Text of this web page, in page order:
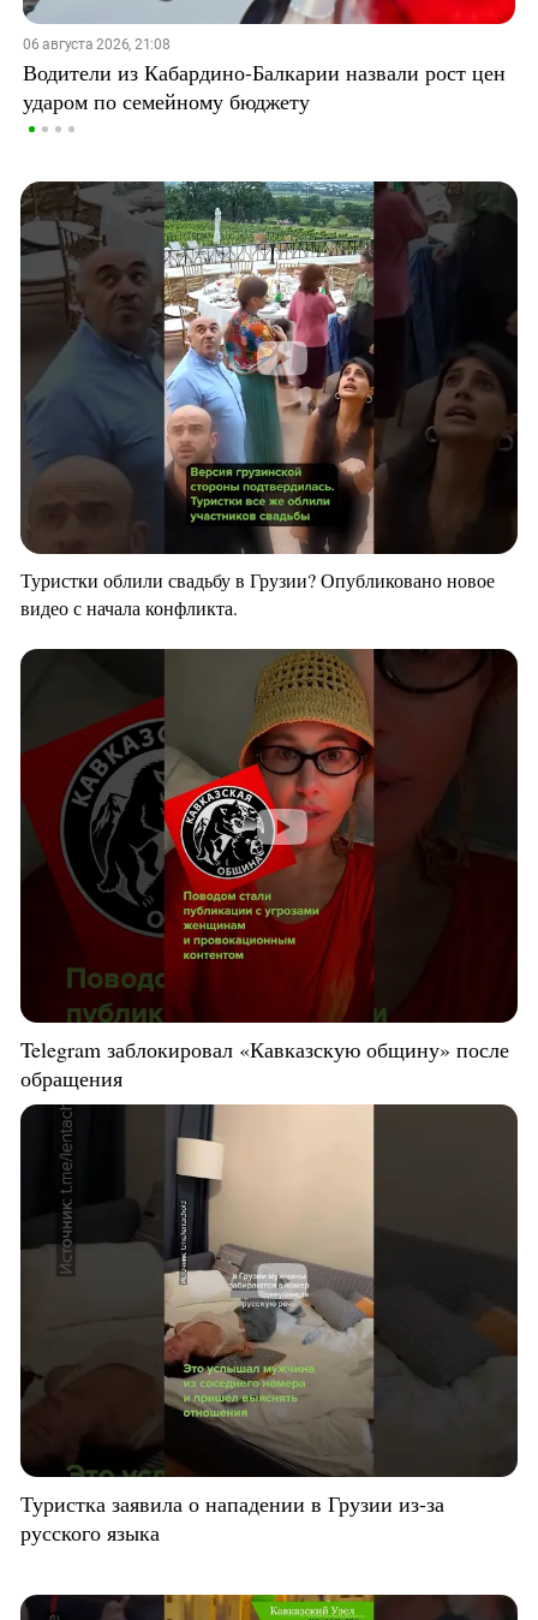
06 августа 2026, 21:08
Водители из Кабардино-Балкарии назвали рост цен
ударом по семейному бюджету
Туристки облили свадьбу в Грузии? Опубликовано новое
видео с начала конфликта.
Telegram заблокировал «Кавказскую общину» после
обращения
Туристка заявила о нападении в Грузии из-за
русского языка